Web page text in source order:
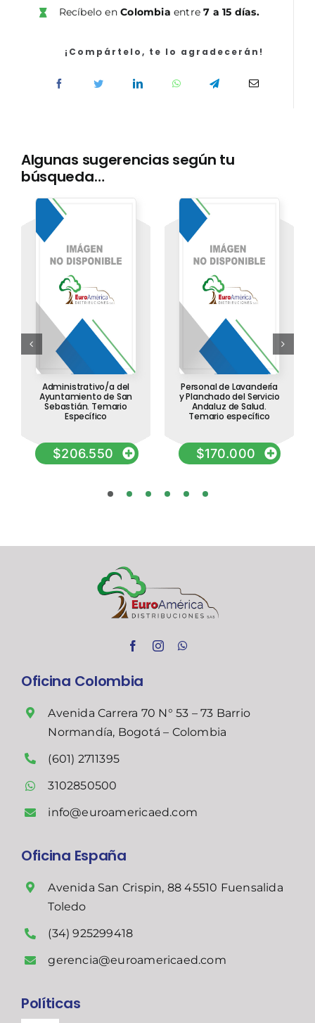
Temario
1
Recíbelo enColombia entre7 a 15 días.
¡Compártelo, te lo agradecerán!
Algunas sugerencias según tu
búsqueda…
Administrativo/a del
Ayuntamiento de San
Sebastián. Temario
Específico
$206.550
Personal de Lavandería
y Planchado del Servicio
Andaluz de Salud.
Temario específico
$170.000
Oficina Colombia
Avenida Carrera 70 N° 53 – 73 Barrio
Normandía, Bogotá – Colombia
(601) 2711395
3102850500
info@euroamericaed.com
Oficina España
Avenida San Crispin, 88 45510 Fuensalida
Toledo
(34) 925299418
gerencia@euroamericaed.com
Políticas